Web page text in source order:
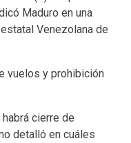
Maduro en una
Venezolana de
vuelos y prohibición
cierre de
detalló en cuáles